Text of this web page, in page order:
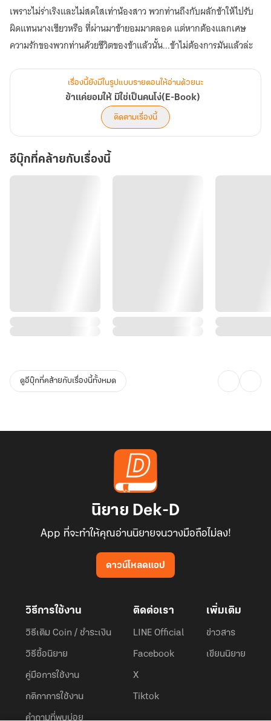
เป็น
คน
โง่(E-
Book)
เพราะไม่ร่าเริงและไม่สดใสเท่าน้องสาว พวกท่านถึงกับผลักข้าให้ไปรับ
ผิดแทนนางเชียวหรือ ที่ผ่านมาข้ายอมมาตลอด แต่หากต้องแลกเศษ
ความรักของพวกท่านด้วยชีวิตของข้าแล้วนั้น...ข้าไม่ต้องการมันแล้วล่ะ
เรื่องนี้ยังมีในรูปแบบรายตอนให้อ่านด้วยนะ
ข้าแค่ยอมให้ มิใช่เป็นคนโง่(E-Book)
ติดตามเรื่องนี้
อีบุ๊กที่คล้ายกับเรื่องนี้
ดูอีบุ๊กที่คล้ายกับเรื่องนี้ทั้งหมด
นิยาย Dek-D
App ที่จะทำให้คุณอ่านนิยายจนวางมือถือไม่ลง!
ดาวน์โหลดแอป
วิธีการใช้งาน
วิธีเติม Coin / ชำระเงิน
วิธีซื้อนิยาย
คู่มือการใช้งาน
กติกาการใช้งาน
คำถามที่พบบ่อย
ติดต่อเรา
LINE Official
Facebook
X
Tiktok
เพิ่มเติม
ข่าวสาร
เขียนนิยาย